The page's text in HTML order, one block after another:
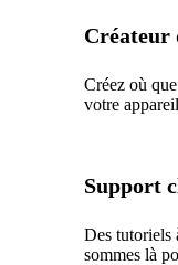
Créateur
Créez où
votre
Support
Des tutoriels
sommes là